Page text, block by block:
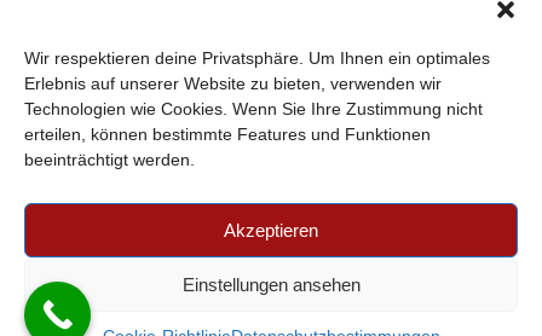
Wir respektieren deine Privatsphäre. Um Ihnen ein optimales
Erlebnis auf unserer Website zu bieten, verwenden wir
Technologien wie Cookies. Wenn Sie Ihre Zustimmung nicht
erteilen, können bestimmte Features und Funktionen
beeinträchtigt werden.
Akzeptieren
Einstellungen ansehen
Über uns
Informationen
Plattform der EU-Kommission zur Online-Streitbeilegung
Unsere AGB (PDF)
© 2026 Car-in Automotive GmbH